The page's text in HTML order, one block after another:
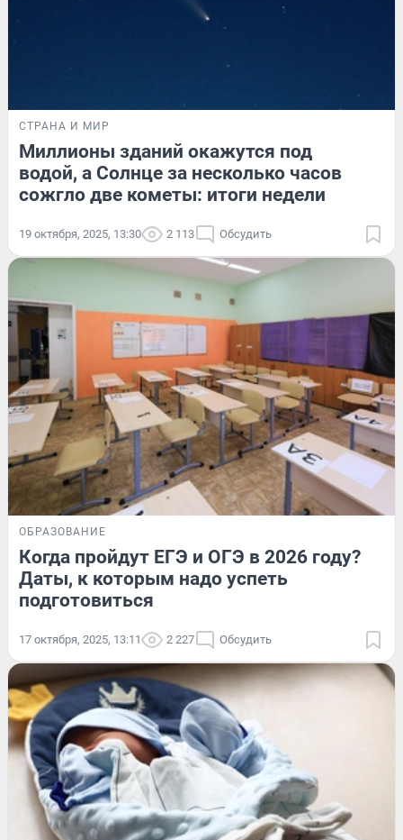
СТРАНА И МИР
Миллионы зданий окажутся под
водой, а Солнце за несколько часов
сожгло две кометы: итоги недели
19 октября, 2025, 13:30 2 113 Обсудить
ОБРАЗОВАНИЕ
Когда пройдут ЕГЭ и ОГЭ в 2026 году?
Даты, к которым надо успеть
подготовиться
17 октября, 2025, 13:11 2 227 Обсудить